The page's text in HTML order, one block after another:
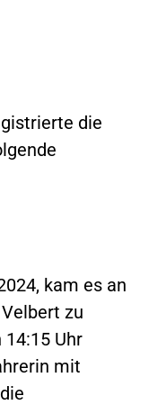
die
kam es an
zu
Uhr
mit